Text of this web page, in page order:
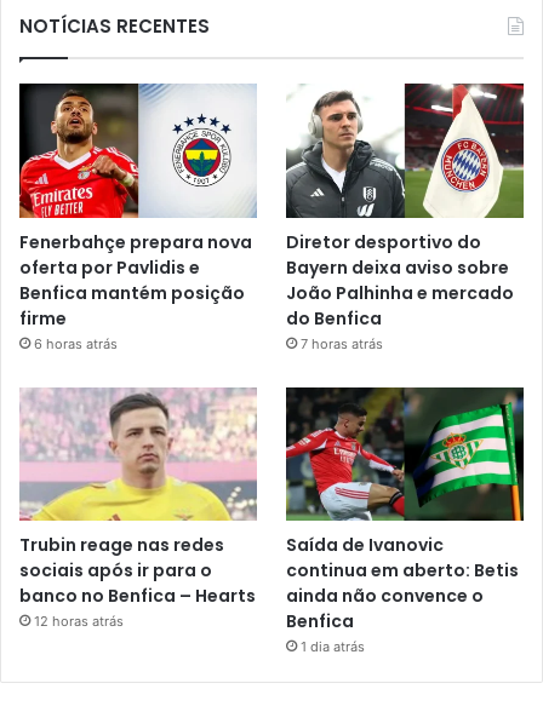
NOTÍCIAS RECENTES
Fenerbahçe prepara nova
oferta por Pavlidis e
Benfica mantém posição
firme
6 horas atrás
Diretor desportivo do
Bayern deixa aviso sobre
João Palhinha e mercado
do Benfica
7 horas atrás
Trubin reage nas redes
sociais após ir para o
banco no Benfica – Hearts
12 horas atrás
Saída de Ivanovic
continua em aberto: Betis
ainda não convence o
Benfica
1 dia atrás